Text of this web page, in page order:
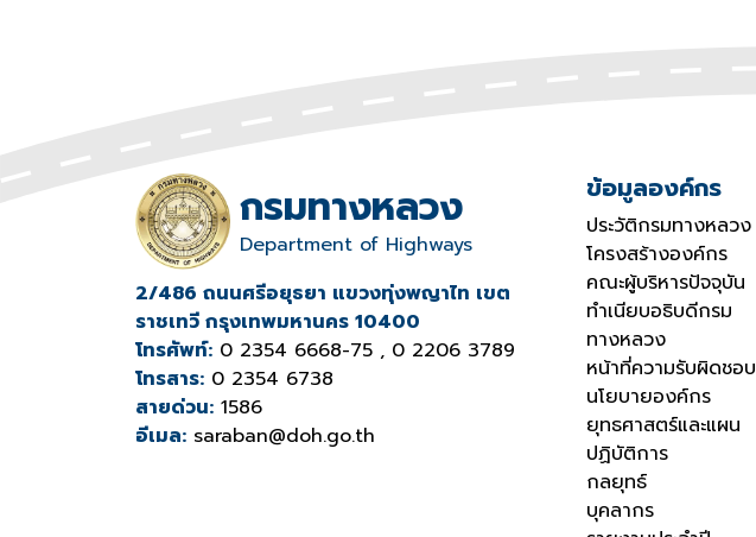
กรมทางหลวง
Department of Highways
2/486 ถนนศรีอยุธยา แขวงทุ่งพญาไท เขต
ราชเทวี กรุงเทพมหานคร 10400
โทรศัพท์: 0 2354 6668-75 , 0 2206 3789
โทรสาร: 0 2354 6738
สายด่วน: 1586
อีเมล: saraban@doh.go.th
ข้อมูลองค์กร
ประวัติกรมทางหลวง
โครงสร้างองค์กร
คณะผู้บริหารปัจจุบัน
ทำเนียบอธิบดีกรม
ทางหลวง
หน้าที่ความรับผิดชอบ
นโยบายองค์กร
ยุทธศาสตร์และแผน
ปฏิบัติการ
กลยุทธ์
บุคลากร